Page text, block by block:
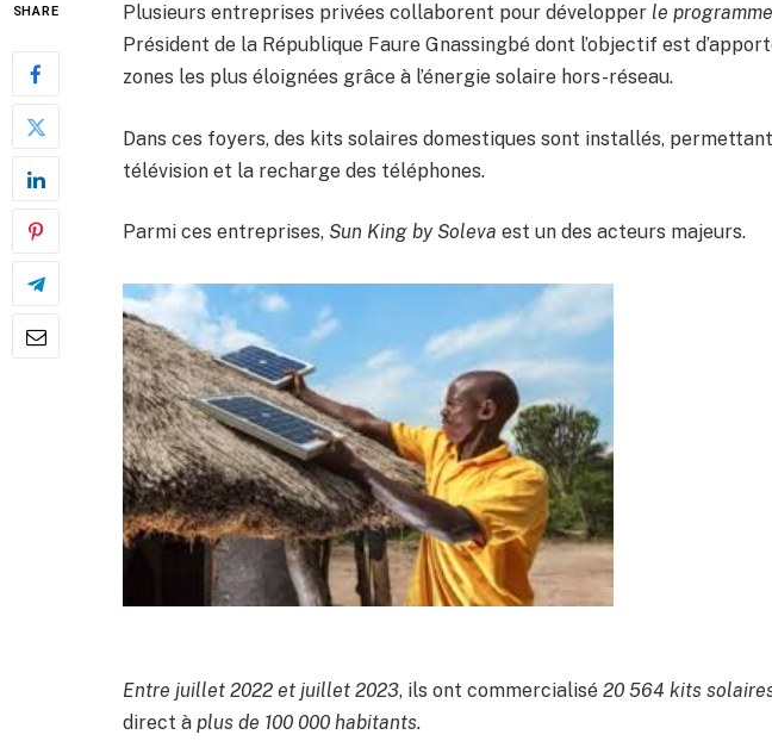
SHARE Plusieurs entreprises privées collaborent pour développer le
Président de la République Faure Gnassingbé dont l’objectif est
zones les plus éloignées grâce à l’énergie solaire hors-réseau.
Dans ces foyers, des kits solaires domestiques sont installés,
télévision et la recharge des téléphones.
Parmi ces entreprises, Sun King by Soleva est un des acteurs majeurs.
Entre juillet 2022 et juillet 2023, ils ont commercialisé 20 564 kits
direct à plus de 100 000 habitants.